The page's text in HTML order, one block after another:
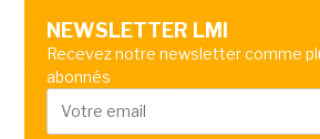
NEWSLETTER LMI
Recevez notre newsletter comme
abonnés